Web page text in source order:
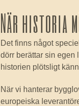
När historia
Det finns något
dörr berättar sin egen
historien plötsligt
När vi hanterar
europeiska